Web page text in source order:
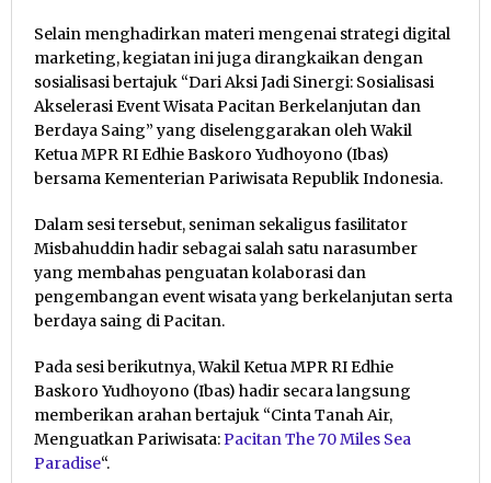
Selain menghadirkan materi mengenai strategi digital
marketing, kegiatan ini juga dirangkaikan dengan
sosialisasi bertajuk “Dari Aksi Jadi Sinergi: Sosialisasi
Akselerasi Event Wisata Pacitan Berkelanjutan dan
Berdaya Saing” yang diselenggarakan oleh Wakil
Ketua MPR RI Edhie Baskoro Yudhoyono (Ibas)
bersama Kementerian Pariwisata Republik Indonesia.
Dalam sesi tersebut, seniman sekaligus fasilitator
Misbahuddin hadir sebagai salah satu narasumber
yang membahas penguatan kolaborasi dan
pengembangan event wisata yang berkelanjutan serta
berdaya saing di Pacitan.
Pada sesi berikutnya, Wakil Ketua MPR RI Edhie
Baskoro Yudhoyono (Ibas) hadir secara langsung
memberikan arahan bertajuk “Cinta Tanah Air,
Menguatkan Pariwisata:Pacitan The 70 Miles Sea
Paradise“.